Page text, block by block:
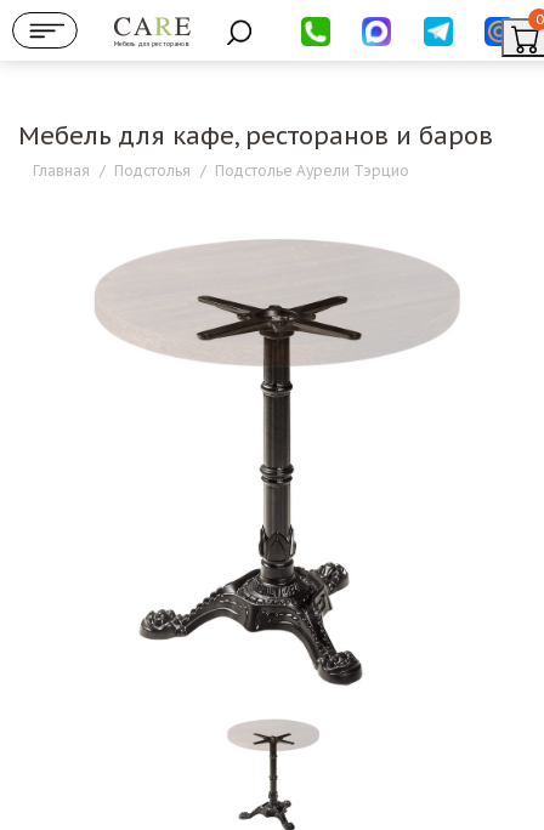
Мебель для ресторанов
0
Мебель для кафе, ресторанов и баров
Главная / Подстолья / Подстолье Аурели Тэрцио